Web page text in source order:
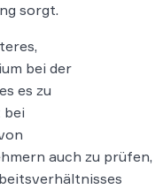
sorgt.
bei der
es zu
bei
auch zu prüfen,